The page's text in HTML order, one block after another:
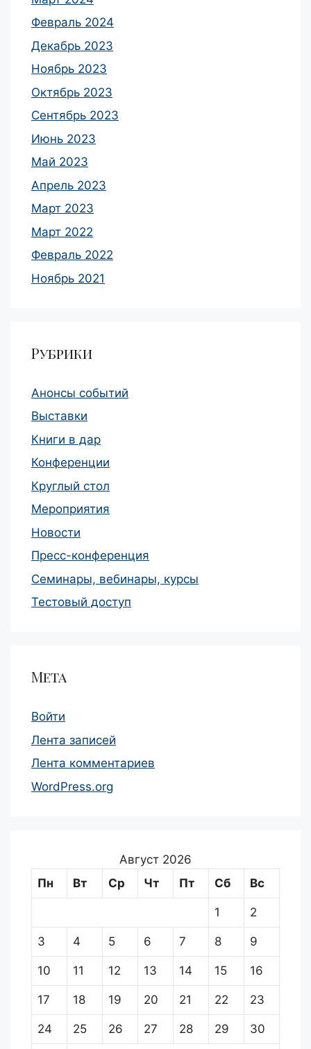
Февраль 2024
Декабрь 2023
Ноябрь 2023
Октябрь 2023
Сентябрь 2023
Июнь 2023
Май 2023
Апрель 2023
Март 2023
Март 2022
Февраль 2022
Ноябрь 2021
Рубрики
Анонсы событий
Выставки
Книги в дар
Конференции
Круглый стол
Мероприятия
Новости
Пресс-конференция
Семинары, вебинары, курсы
Тестовый доступ
Мета
Войти
Лента записей
Лента комментариев
WordPress.org
Август 2026
Пн
Вт Ср Чт Пт Сб Вс
1 2
3 4 5 6 7 8 9
10 11 12 13 14 15 16
17 18 19 20 21 22 23
24 25 26 27 28 29 30